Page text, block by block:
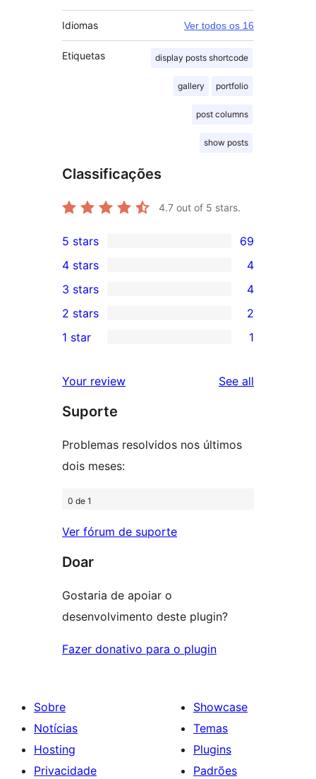
Idiomas Ver todos os 16
Etiquetas display posts shortcode
gallery portfolio
post columns
show posts
Classificações
4.7 out of 5 stars.
69
5-
star
reviews
5 stars 69
4-
star
reviews
4 stars 4
4
3-
star
3 stars 4
2-
reviews
2 stars 2
star
review
1 star 1
Your review See all
Suporte
Problemas resolvidos nos últimos
dois meses:
0 de 1
Ver fórum de suporte
Doar
Gostaria de apoiar o
desenvolvimento deste plugin?
Fazer donativo para o plugin
Sobre
Notícias
Hosting
Privacidade
Showcase
Temas
Plugins
Padrões